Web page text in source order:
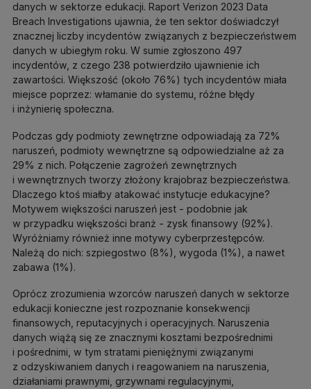
danych w sektorze edukacji. Raport Verizon 2023 Data
Breach Investigations ujawnia, że ten sektor doświadczył
znacznej liczby incydentów związanych z bezpieczeństwem
danych w ubiegłym roku. W sumie zgłoszono 497
incydentów, z czego 238 potwierdziło ujawnienie ich
zawartości. Większość (około 76%) tych incydentów miała
miejsce poprzez: włamanie do systemu, różne błędy
i inżynierię społeczna.
Podczas gdy podmioty zewnętrzne odpowiadają za 72%
naruszeń, podmioty wewnętrzne są odpowiedzialne aż za
29% z nich. Połączenie zagrożeń zewnętrznych
i wewnętrznych tworzy złożony krajobraz bezpieczeństwa.
Dlaczego ktoś miałby atakować instytucje edukacyjne?
Motywem większości naruszeń jest - podobnie jak
w przypadku większości branż - zysk finansowy (92%).
Wyróżniamy również inne motywy cyberprzestępców.
Należą do nich: szpiegostwo (8%), wygoda (1%), a nawet
zabawa (1%).
Oprócz zrozumienia wzorców naruszeń danych w sektorze
edukacji konieczne jest rozpoznanie konsekwencji
finansowych, reputacyjnych i operacyjnych. Naruszenia
danych wiążą się ze znacznymi kosztami bezpośrednimi
i pośrednimi, w tym stratami pieniężnymi związanymi
z odzyskiwaniem danych i reagowaniem na naruszenia,
działaniami prawnymi, grzywnami regulacyjnymi,